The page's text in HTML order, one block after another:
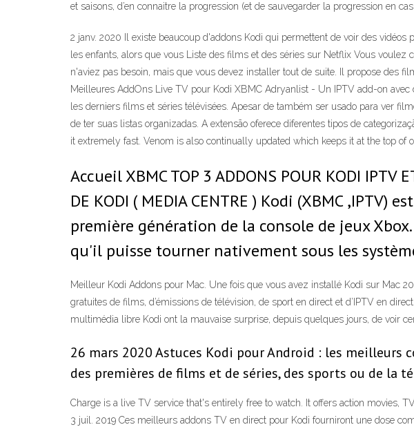
et saisons, d’en connaitre la progression (et de sauvegarder la progression en
2 janv. 2020 Il existe beaucoup d'addons Kodi qui permettent de voir des
les enfants, alors que vous Liste des films et des séries sur Netflix Vous
n'aviez pas besoin, mais que vous devez installer tout de suite. Il propose des
Meilleures AddOns Live TV pour Kodi XBMC Adryanlist - Un IPTV add-on
les derniers films et séries télévisées. Apesar de também ser usado para ver
de ter suas listas organizadas. A extensão oferece diferentes tipos de
it extremely fast. Venom is also continually updated which keeps it at the top of
Accueil XBMC TOP 3 ADDONS POUR KODI IPTV
DE KODI ( MEDIA CENTRE ) Kodi (XBMC
première génération de la console de jeux
qu'il puisse tourner nativement sous les
Meilleur Kodi Addons pour Mac. Une fois que vous avez installé Kodi sur Mac
gratuites de films, d’émissions de télévision, de sport en direct et d’IPTV en
multimédia libre Kodi ont la mauvaise surprise, depuis quelques jours, de voir
26 mars 2020 Astuces Kodi pour Android : les meilleurs
des premières de films et de séries, des sports ou de
Charge is a live TV service that's entirely free to watch. It offers action movies,
3 juil. 2019 Ces meilleurs addons TV en direct pour Kodi fourniront une dose